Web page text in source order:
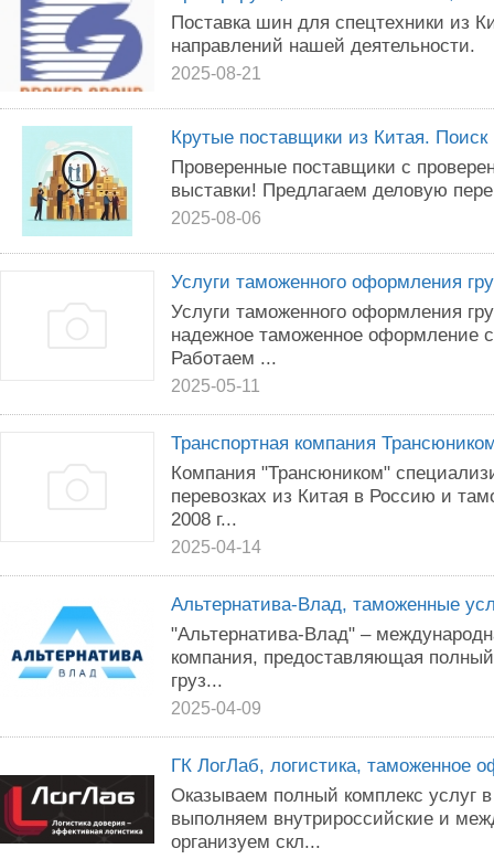
Поставка шин для спецтехники из
направлений нашей деятельности.
2025-08-21
Крутые поставщики из Китая.
Проверенные поставщики с
выставки! Предлагаем деловую
2025-08-06
Услуги таможенного оформления
Услуги таможенного оформления
надежное таможенное оформление
Работаем ...
2025-05-11
Транспортная компания
Компания "Трансюником"
перевозках из Китая в Россию и
2008 г...
2025-04-14
Альтернатива-Влад, таможенные
"Альтернатива-Влад" –
компания, предоставляющая полный
груз...
2025-04-09
ГК ЛогЛаб, логистика, таможенное
Оказываем полный комплекс услуг
выполняем внутрироссийские и
организуем скл...